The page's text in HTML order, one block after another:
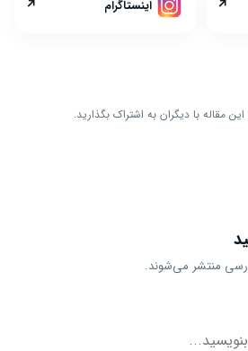
↗ اینستاگرام ↗
مقاله با دیگران به اشتراک بگذارید.
منتشر می‌شوند.